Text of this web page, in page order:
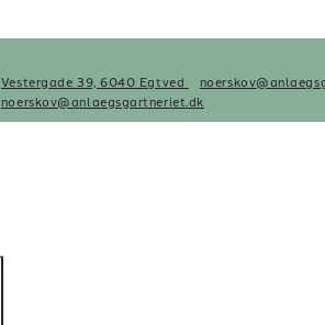
Vestergade 39, 6040 Egtved
noerskov@anlaegsgartneriet.dk